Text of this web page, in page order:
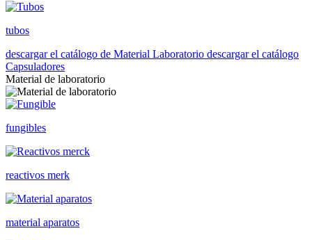
tubos
descargar el catálogo de Material Laboratorio descargar el catálogo
Capsuladores
Material de laboratorio
fungibles
reactivos merk
material aparatos